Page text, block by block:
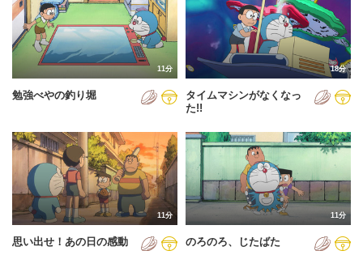
配信が古い順
配信が新しい順
あいうえお順(降順)
動画が長い順
動画が短い順
未視聴
2005年
2006年
2007年
2008年
2011年
2012年
2013年
通常回
誕生日スペシャル
11分
勉強べやの釣り堀
18分
タイムマシンがなくなっ
た!!
11分
思い出せ！あの日の感動
11分
のろのろ、じたばた